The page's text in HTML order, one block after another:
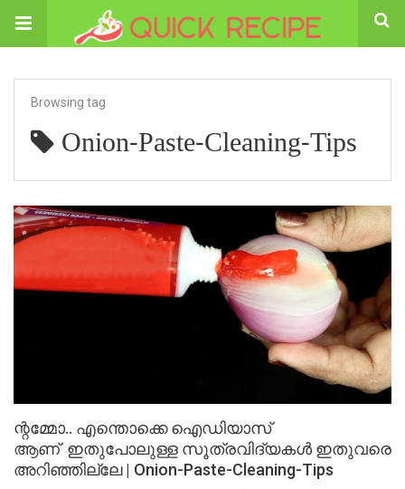
Browsing tag
Onion-Paste-Cleaning-Tips
ന്റമ്മോ.. എന്തൊക്കെ ഐഡിയാസ്
ആണ് ഇതുപോലുള്ള സൂത്രവിദ്യകൾ ഇതുവരെ
അറിഞ്ഞില്ലേ | Onion-Paste-Cleaning-Tips